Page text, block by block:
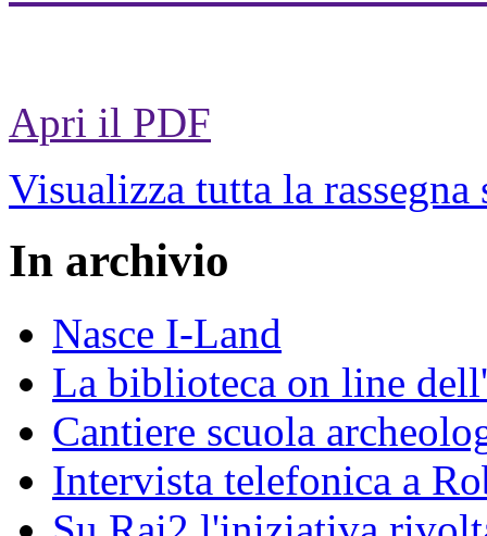
Apri il PDF
Visualizza tutta la rassegna
In archivio
Nasce I-Land
La biblioteca on line
Cantiere scuola
Intervista telefonica a